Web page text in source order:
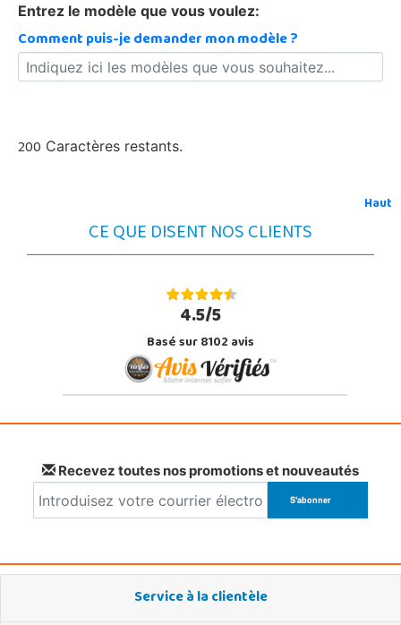
Entrez le modèle que vous voulez:
Comment puis-je demander mon modèle ?
200 Caractères restants.
Haut
CE QUE DISENT NOS CLIENTS
4.5/5
Basé sur 8102 avis
Recevez toutes nos promotions et nouveautés
Service à la clientèle